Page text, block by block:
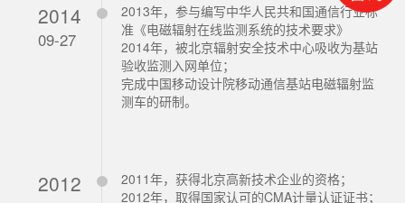
2014
09-27
2013年，参与编写中华人民共和国通信行业标
准《电磁辐射在线监测系统的技术要求》
2014年，被北京辐射安全技术中心吸收为基站
验收监测入网单位；
完成中国移动设计院移动通信基站电磁辐射监
测车的研制。
2012
2011年，获得北京高新技术企业的资格；
2012年，取得国家认可的CMA计量认证证书；